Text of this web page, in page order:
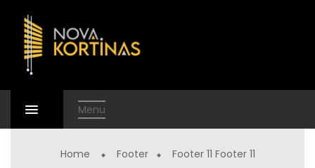
Menu
Home Footer Footer 11 Footer 11